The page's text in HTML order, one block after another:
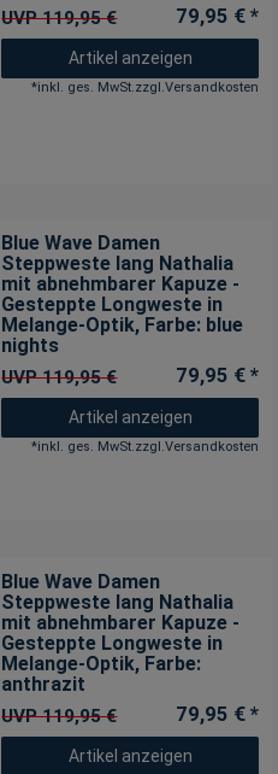
UVP 119,95 € 79,95 € *
Artikel anzeigen
*inkl. ges. MwSt.zzgl.Versandkosten
Blue Wave Damen
Steppweste lang Nathalia
mit abnehmbarer Kapuze -
Gesteppte Longweste in
Melange-Optik, Farbe: blue
nights
UVP 119,95 € 79,95 € *
Artikel anzeigen
*inkl. ges. MwSt.zzgl.Versandkosten
Blue Wave Damen
Steppweste lang Nathalia
mit abnehmbarer Kapuze -
Gesteppte Longweste in
Melange-Optik, Farbe:
anthrazit
UVP 119,95 € 79,95 € *
Artikel anzeigen